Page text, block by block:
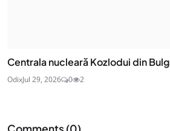
Centrala nucleară Kozlodui din
OdixJul 29, 2026 0 2